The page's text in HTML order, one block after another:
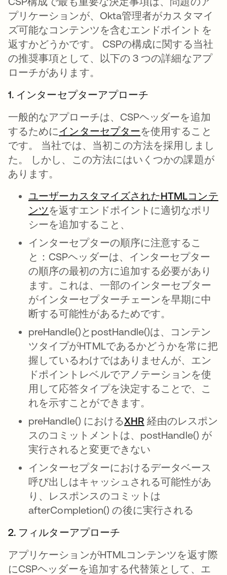
プリケーションが、Okta管理者がカスタマイ
ズ可能なコンテンツを含むエンドポイントを
返すかどうかです。 CSPの構成に関する当社
の推奨事項として、以下の 3 つの詳細なアプ
ローチがあります。
1. インターセプターアプローチ
一般的なアプローチは、CSPヘッダーを追加
するために インターセプターを使用すること
です。 当社では、当初この方法を採用しまし
た。 しかし、この方法にはいくつかの課題が
あります。
ユーザーカスタマイズされたHTMLコンテ
ンツを返すエンドポイントに適切なポリ
シーを追加すること、
インターセプターの順序に注意するこ
と：CSPヘッダーは、インターセプター
の順序の最初の方に追加する必要があり
ます。これは、一部のインターセプター
がインターセプターチェーンを早期に中
断する可能性があるためです。
preHandle()とpostHandle()は、コンテン
ツタイプがHTMLであるかどうかを常に把
握しているわけではありませんが、エン
ドポイントレベルでアノテーションを使
用して応答タイプを決定することで、こ
れを示すことができます。
preHandle() におけるXHR 経由のレスポン
スのコミットメントは、postHandle() が
実行されると変更できない
インターセプターにおけるデータベース
呼び出しはキャッシュされる可能性があ
り、レスポンスのコミットは
afterCompletion() の後に実行される
2. フィルターアプローチ
アプリケーションがHTMLコンテンツを返す際
にCSPヘッダーを追加する代替策として、エ